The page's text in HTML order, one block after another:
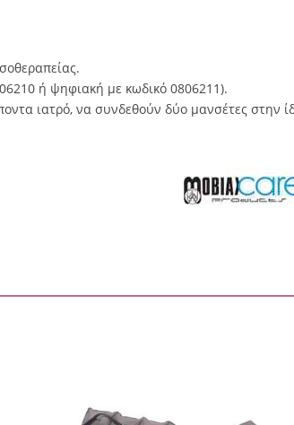
ή ψηφιακή με κωδικό 0806211).
ιατρό, να συνδεθούν δύο μανσέτες στην